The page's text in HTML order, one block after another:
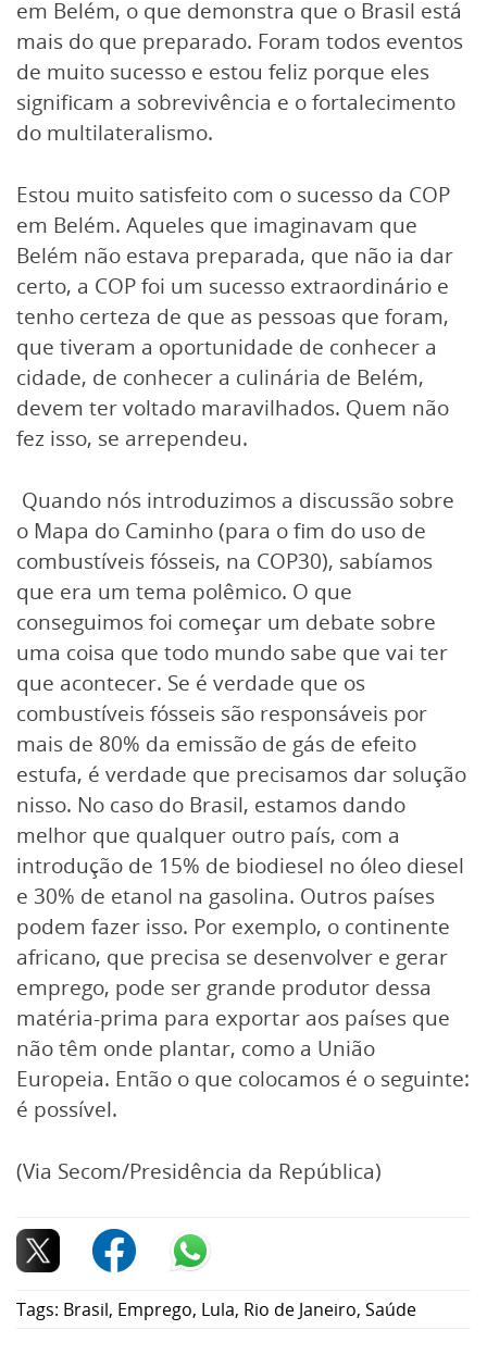
em Belém, o que demonstra que o Brasil está
mais do que preparado. Foram todos eventos
de muito sucesso e estou feliz porque eles
significam a sobrevivência e o fortalecimento
do multilateralismo.
Estou muito satisfeito com o sucesso da COP
em Belém. Aqueles que imaginavam que
Belém não estava preparada, que não ia dar
certo, a COP foi um sucesso extraordinário e
tenho certeza de que as pessoas que foram,
que tiveram a oportunidade de conhecer a
cidade, de conhecer a culinária de Belém,
devem ter voltado maravilhados. Quem não
fez isso, se arrependeu.
Quando nós introduzimos a discussão sobre
o Mapa do Caminho (para o fim do uso de
combustíveis fósseis, na COP30), sabíamos
que era um tema polêmico. O que
conseguimos foi começar um debate sobre
uma coisa que todo mundo sabe que vai ter
que acontecer. Se é verdade que os
combustíveis fósseis são responsáveis por
mais de 80% da emissão de gás de efeito
estufa, é verdade que precisamos dar solução
nisso. No caso do Brasil, estamos dando
melhor que qualquer outro país, com a
introdução de 15% de biodiesel no óleo diesel
e 30% de etanol na gasolina. Outros países
podem fazer isso. Por exemplo, o continente
africano, que precisa se desenvolver e gerar
emprego, pode ser grande produtor dessa
matéria-prima para exportar aos países que
não têm onde plantar, como a União
Europeia. Então o que colocamos é o seguinte:
é possível.
(Via Secom/Presidência da República)
Tags: Brasil, Emprego, Lula, Rio de Janeiro, Saúde